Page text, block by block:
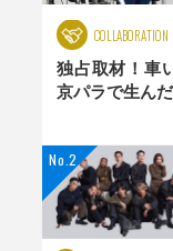
COLLABORATION
独占取材！車
京パラで生ん